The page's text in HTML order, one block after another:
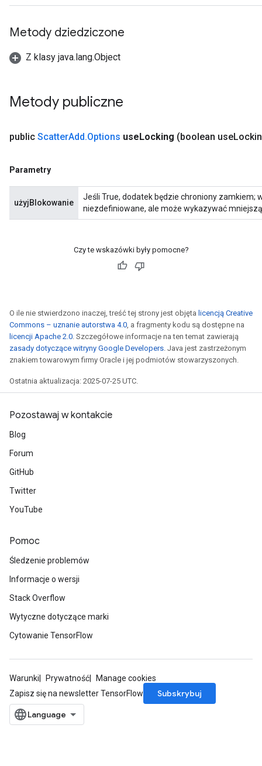
Metody dziedziczone
Z klasy java.lang.Object
Metody publiczne
public ScatterAdd.Options useLocking (boolean use
Parametry
użyjBlokowanie
Jeśli True, dodatek będzie chroniony zamkiem;
niezdefiniowane, ale może wykazywać
Czy te wskazówki były pomocne?
O ile nie stwierdzono inaczej, treść tej strony jest objęta licencją Creative
Commons – uznanie autorstwa 4.0 , a fragmenty kodu są dostępne na
licencji Apache 2.0 . Szczegółowe informacje na ten temat zawierają
zasady dotyczące witryny Google Developers . Java jest zastrzeżonym
znakiem towarowym firmy Oracle i jej podmiotów stowarzyszonych.
Ostatnia aktualizacja: 2025-07-25 UTC.
Pozostawaj w kontakcie
Blog
Forum
GitHub
Twitter
YouTube
Pomoc
Śledzenie problemów
Informacje o wersji
Stack Overflow
Wytyczne dotyczące marki
Cytowanie TensorFlow
Warunki Prywatność
Manage cookies
Zapisz się na newsletter TensorFlow
Subskrybuj